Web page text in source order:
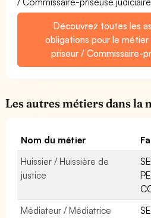
Découvrez toutes les
obligations pour le
priseur / Commissaire-
Les autres métiers dans la
Nom du métier
Huissier / Huissière de
justice
Médiateur / Médiatrice